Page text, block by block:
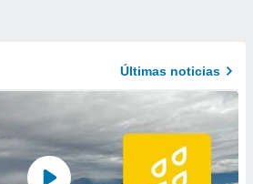
Últimas noticias